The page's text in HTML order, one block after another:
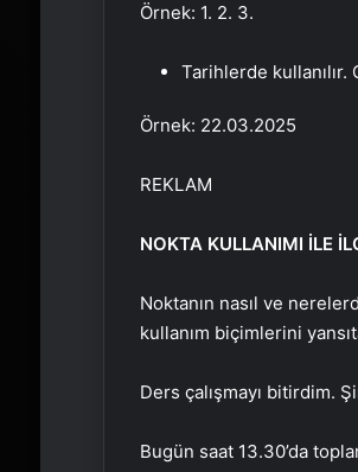
Örnek: 1. 2. 3.
Tarihlerde kullanılır.
Örnek: 22.03.2025
REKLAM
NOKTA KULLANIMI İLE
Noktanın nasıl ve
kullanım biçimlerini
Ders çalışmayı bitirdim.
Bugün saat 13.30’da